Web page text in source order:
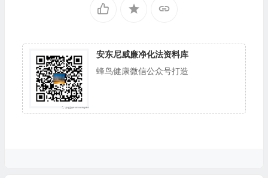
安东尼威廉净化法资料库
蜂鸟健康微信公众号打造